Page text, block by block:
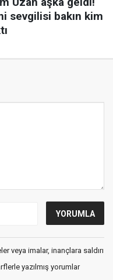
veya imalar, inançlara saldırı
yazılmış yorumlar